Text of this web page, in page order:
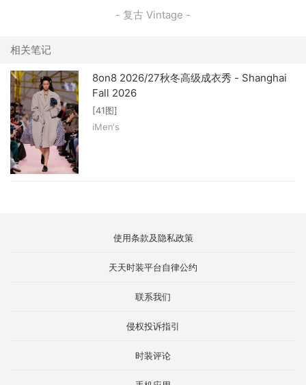
- 复古 Vintage -
相关笔记
8on8 2026/27秋冬高级成衣秀 - Shanghai
Fall 2026
[41图]
iMen‘s
使用条款及隐私政策
天天时装平台自律公约
联系我们
侵权投诉指引
时装评论